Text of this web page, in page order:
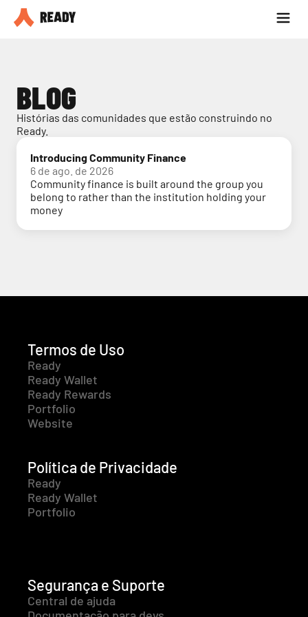
Seja parceiro
BLOG
Histórias das comunidades que estão construindo no
Ready.
Introducing Community Finance
6 de ago. de 2026
Community finance is built around the group you
belong to rather than the institution holding your
money
Termos de Uso
Ready
Ready Wallet
Ready Rewards
Portfolio
Website
Política de Privacidade
Ready
Ready Wallet
Portfolio
Segurança e Suporte
Central de ajuda